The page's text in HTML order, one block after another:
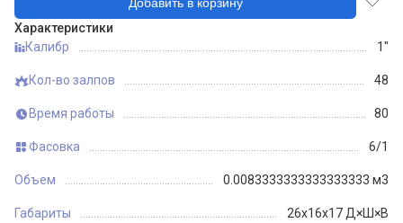
Добавить в корзину
Характеристики
Калибр
1"
Кол-во залпов 48
Время работы 80
Фасовка 6/1
Объем 0.0083333333333333333 м3
Габариты 26x16x17 Д×Ш×В